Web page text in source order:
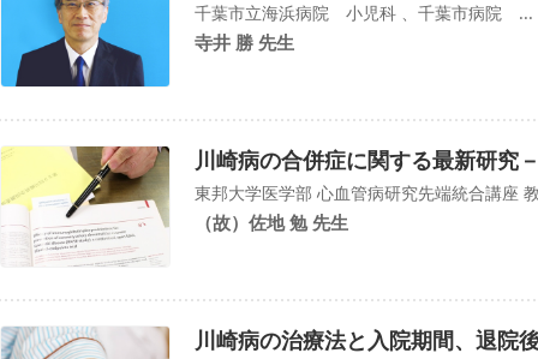
千葉市立海浜病院 小児科 、千葉市病院 ...
寺井 勝 先生
川崎病の合併症に関する最新研究
東邦大学医学部 心血管病研究先端統合講座
（故）佐地 勉 先生
川崎病の治療法と入院期間、退院